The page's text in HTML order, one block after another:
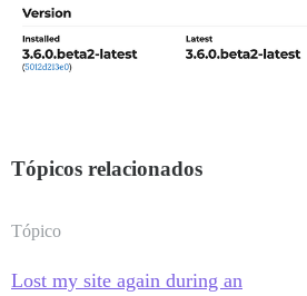
Tópicos relacionados
Tópico
Lost my site again during an